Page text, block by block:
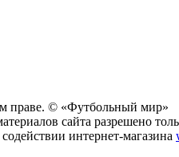
праве. © «Футбольный мир»
сайта разрешено
интернет-магазина